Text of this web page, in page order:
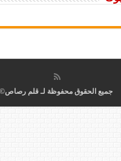
الحقوق محفوظة لـ قلم رصاص© 2026